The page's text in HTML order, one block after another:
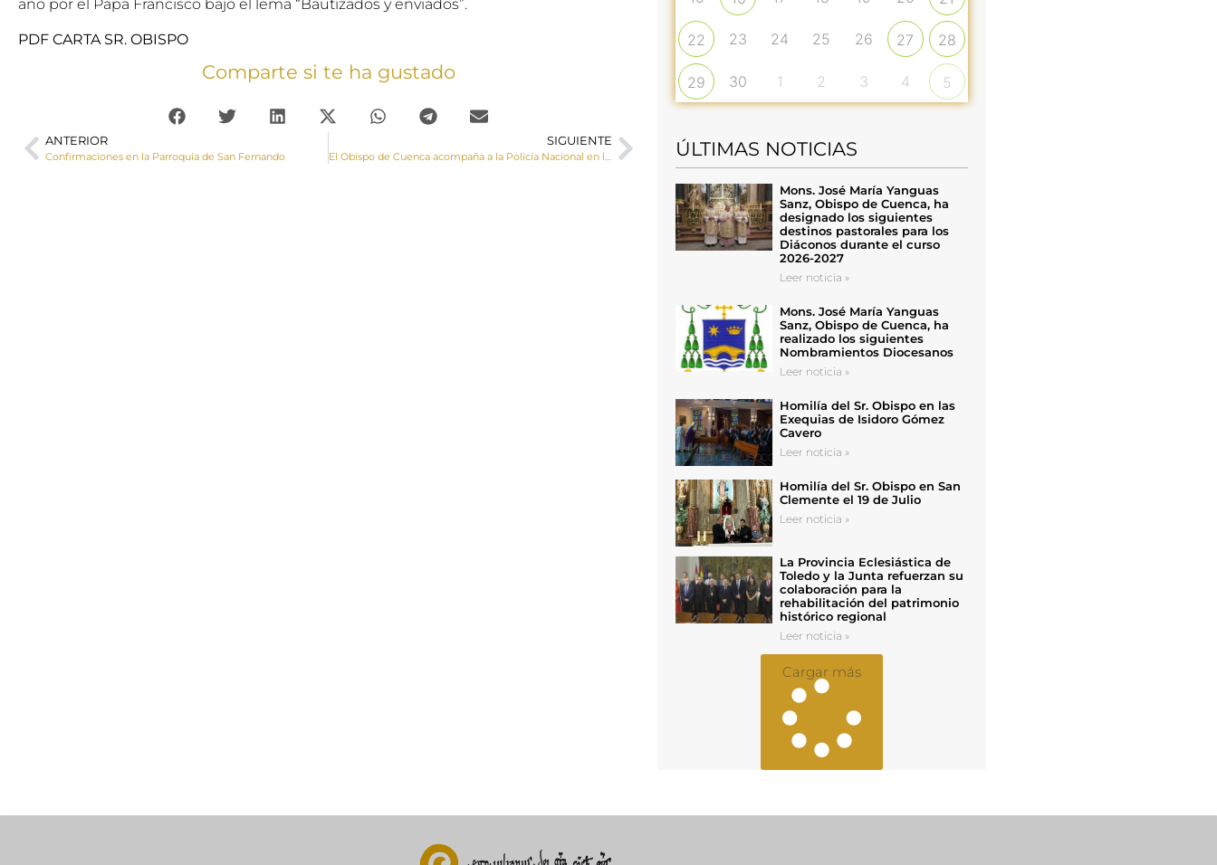
año por el Papa Francisco bajo el lema “Bautizados y enviados”.
PDF CARTA SR. OBISPO
Comparte si te ha gustado
ANTERIOR
Confirmaciones en la Parroquia de San Fernando
SIGUIENTE
El Obispo de Cuenca acompaña a la Policía Nacional en la festividad de sus patronos, los Ángeles Custodios
22 23 24 25 26 27 28
29 30 1 2 3 4 5
ÚLTIMAS NOTICIAS
Mons. José María Yanguas
Sanz, Obispo de Cuenca, ha
designado los siguientes
destinos pastorales para los
Diáconos durante el curso
2026-2027
Leer noticia »
Mons. José María Yanguas
Sanz, Obispo de Cuenca, ha
realizado los siguientes
Nombramientos Diocesanos
Leer noticia »
Homilía del Sr. Obispo en las
Exequias de Isidoro Gómez
Cavero
Leer noticia »
Homilía del Sr. Obispo en San
Clemente el 19 de Julio
Leer noticia »
La Provincia Eclesiástica de
Toledo y la Junta refuerzan su
colaboración para la
rehabilitación del patrimonio
histórico regional
Leer noticia »
Cargar más